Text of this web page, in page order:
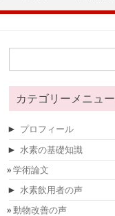
カテゴリーメニュー
► プロフィール
► 水素の基礎知識
学術論文
► 水素飲用者の声
動物改善の声